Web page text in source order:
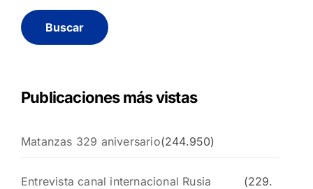
c
a
Publicaciones más vistas
Matanzas 329 aniversario(244.950)
Entrevista canal internacional Rusia
(229.